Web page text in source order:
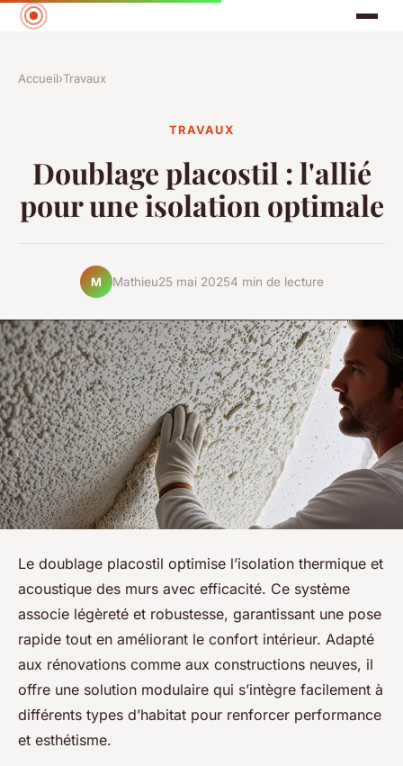
Accueil›Travaux
TRAVAUX
Doublage placostil : l'allié
pour une isolation optimale
M Mathieu25 mai 20254 min de lecture
Le doublage placostil optimise l’isolation thermique et
acoustique des murs avec efficacité. Ce système
associe légèreté et robustesse, garantissant une pose
rapide tout en améliorant le confort intérieur. Adapté
aux rénovations comme aux constructions neuves, il
offre une solution modulaire qui s’intègre facilement à
différents types d’habitat pour renforcer performance
et esthétisme.